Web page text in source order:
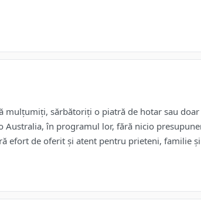
mulțumiți, sărbătoriți o piatră de hotar sau
în programul lor, fără nicio
efort de oferit și atent pentru prieteni, familie